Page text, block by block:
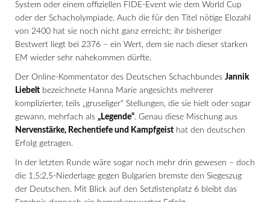
System oder einem offiziellen FIDE-Event wie dem World Cup
oder der Schacholympiade. Auch die für den Titel nötige Elozahl
von 2400 hat sie noch nicht ganz erreicht; ihr bisheriger
Bestwert liegt bei 2376 – ein Wert, dem sie nach dieser starken
EM wieder sehr nahekommen dürfte.
Der Online-Kommentator des Deutschen Schachbundes Jannik
Liebelt bezeichnete Hanna Marie angesichts mehrerer
komplizierter, teils „gruseliger“ Stellungen, die sie hielt oder sogar
gewann, mehrfach als „Legende“. Genau diese Mischung aus
Nervenstärke, Rechentiefe und Kampfgeist hat den deutschen
Erfolg getragen.
In der letzten Runde wäre sogar noch mehr drin gewesen – doch
die 1,5:2,5-Niederlage gegen Bulgarien bremste den Siegeszug
der Deutschen. Mit Blick auf den Setzlistenplatz 6 bleibt das